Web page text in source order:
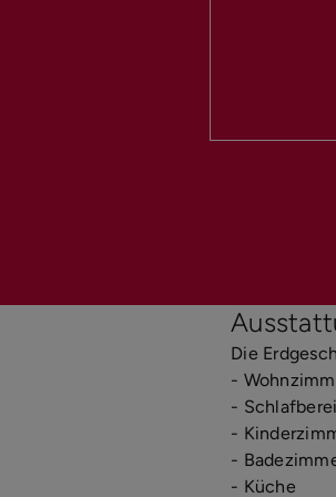
Die
-
-
-
-
- Küche